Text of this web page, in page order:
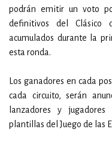
podrán emitir un voto
definitivos del Clásico
acumulados durante la
esta ronda.
Los ganadores en cada
cada circuito, serán
lanzadores y
plantillas del Juego de las